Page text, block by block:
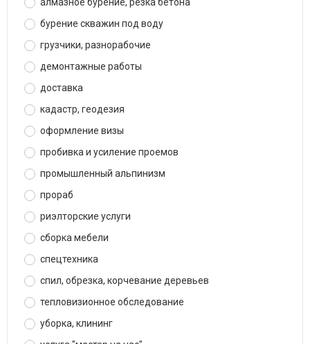
бурение скважин под воду
грузчики, разнорабочие
демонтажные работы
доставка
кадастр, геодезия
оформление визы
пробивка и усиление проемов
промышленный альпинизм
прораб
риэлторские услуги
сборка мебели
спецтехника
спил, обрезка, корчевание деревьев
тепловизионное обследование
уборка, клининг